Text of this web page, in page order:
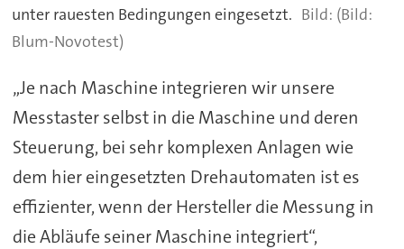
unter rauesten Bedingungen eingesetzt.
(Bild:
Blum-Novotest)
„Je nach Maschine integrieren wir unsere
Messtaster selbst in die Maschine und deren
Steuerung, bei sehr komplexen Anlagen wie
dem hier eingesetzten Drehautomaten ist es
effizienter, wenn der Hersteller die Messung in
die Abläufe seiner Maschine integriert“,